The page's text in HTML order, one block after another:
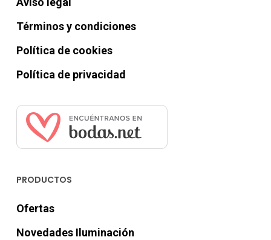
Términos y condiciones
Política de cookies
Política de privacidad
PRODUCTOS
Ofertas
Novedades Iluminación